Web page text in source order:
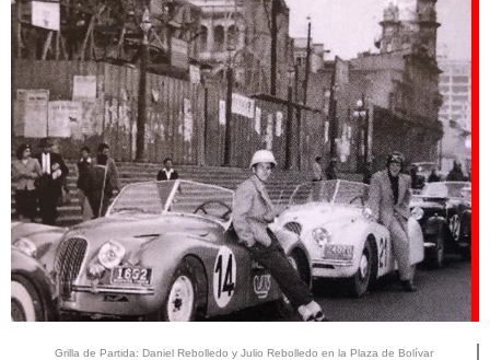
Grilla de Partida: Daniel Rebolledo y Julio Rebolledo en la Plaza de Bolívar